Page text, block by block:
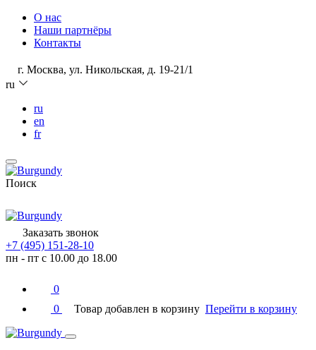
О нас
Наши партнёры
Контакты
г. Москва, ул. Никольская, д. 19-21/1
ru
ru
en
fr
Поиск
Заказать звонок
+7 (495) 151-28-10
пн - пт с 10.00 до 18.00
0
0
Товар добавлен в корзину Перейти в корзину